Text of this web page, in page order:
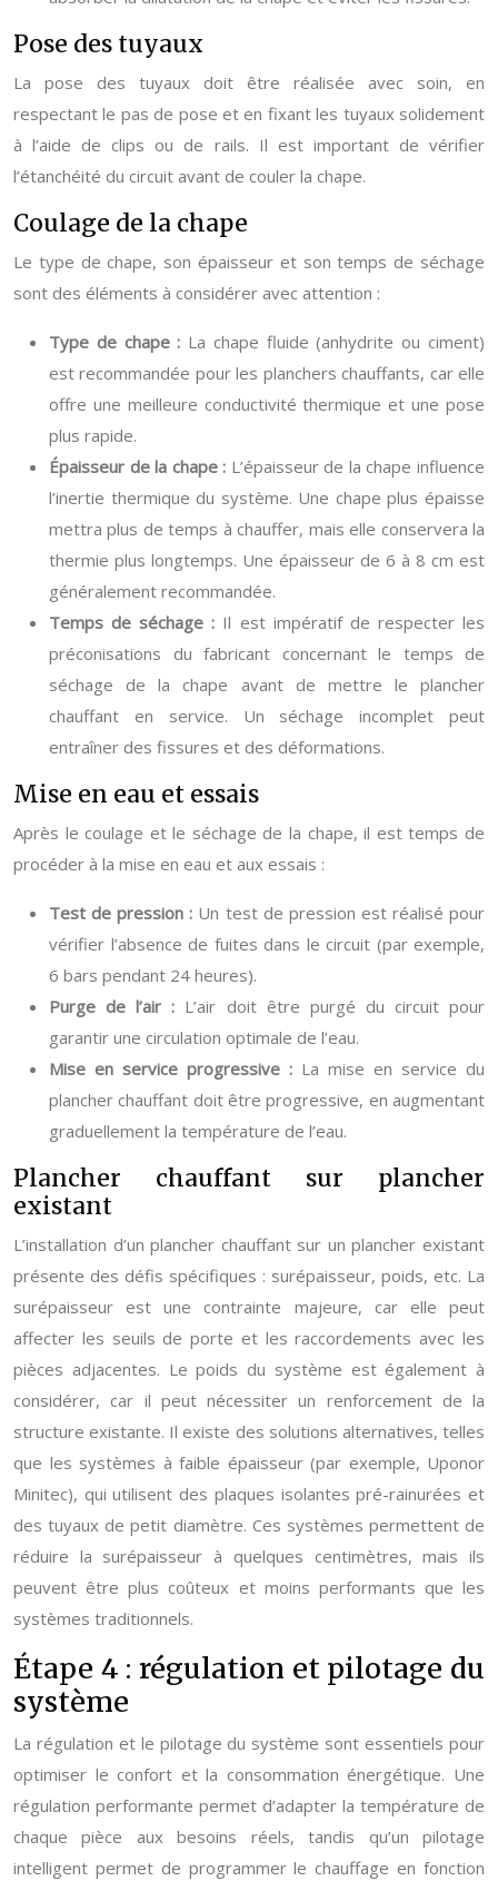
Pose des tuyaux
La pose des tuyaux doit être réalisée avec soin, en
respectant le pas de pose et en fixant les tuyaux solidement
à l’aide de clips ou de rails. Il est important de vérifier
l’étanchéité du circuit avant de couler la chape.
Coulage de la chape
Le type de chape, son épaisseur et son temps de séchage
sont des éléments à considérer avec attention :
Type de chape : La chape fluide (anhydrite ou ciment)
est recommandée pour les planchers chauffants, car elle
offre une meilleure conductivité thermique et une pose
plus rapide.
Épaisseur de la chape : L’épaisseur de la chape influence
l’inertie thermique du système. Une chape plus épaisse
mettra plus de temps à chauffer, mais elle conservera la
thermie plus longtemps. Une épaisseur de 6 à 8 cm est
généralement recommandée.
Temps de séchage : Il est impératif de respecter les
préconisations du fabricant concernant le temps de
séchage de la chape avant de mettre le plancher
chauffant en service. Un séchage incomplet peut
entraîner des fissures et des déformations.
Mise en eau et essais
Après le coulage et le séchage de la chape, il est temps de
procéder à la mise en eau et aux essais :
Test de pression : Un test de pression est réalisé pour
vérifier l’absence de fuites dans le circuit (par exemple,
6 bars pendant 24 heures).
Purge de l’air : L’air doit être purgé du circuit pour
garantir une circulation optimale de l’eau.
Mise en service progressive : La mise en service du
plancher chauffant doit être progressive, en augmentant
graduellement la température de l’eau.
Plancher chauffant sur plancher
existant
L’installation d’un plancher chauffant sur un plancher existant
présente des défis spécifiques : surépaisseur, poids, etc. La
surépaisseur est une contrainte majeure, car elle peut
affecter les seuils de porte et les raccordements avec les
pièces adjacentes. Le poids du système est également à
considérer, car il peut nécessiter un renforcement de la
structure existante. Il existe des solutions alternatives, telles
que les systèmes à faible épaisseur (par exemple, Uponor
Minitec), qui utilisent des plaques isolantes pré-rainurées et
des tuyaux de petit diamètre. Ces systèmes permettent de
réduire la surépaisseur à quelques centimètres, mais ils
peuvent être plus coûteux et moins performants que les
systèmes traditionnels.
Étape 4 : régulation et pilotage du
système
La régulation et le pilotage du système sont essentiels pour
optimiser le confort et la consommation énergétique. Une
régulation performante permet d’adapter la température de
chaque pièce aux besoins réels, tandis qu’un pilotage
intelligent permet de programmer le chauffage en fonction